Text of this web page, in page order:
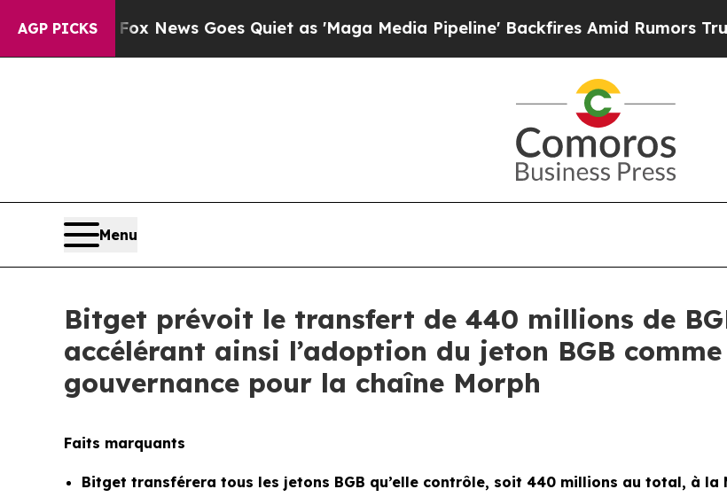
AGP PICKS
News Goes Quiet as 'Maga Media Pipeline' Backfires Amid Rumors Trump Will cut
Menu
Bitget prévoit le transfert de 440 millions de
accélérant ainsi l’adoption du jeton BGB
gouvernance pour la chaîne Morph
Faits marquants
Bitget transférera tous les jetons BGB qu’elle contrôle, soit 440 millions au total, à la